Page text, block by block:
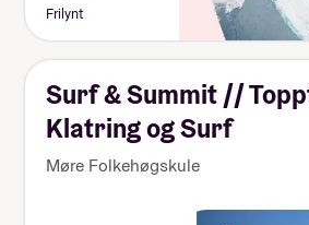
Frilynt
Surf & Summit //
Klatring og Surf
Møre Folkehøgskule